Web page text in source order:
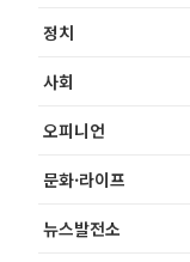
정치
사회
오피니언
문화·라이프
뉴스발전소